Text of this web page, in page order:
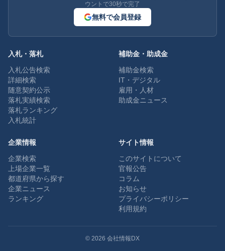
ウントで30秒で完了
無料で会員登録
入札・落札
入札公告検索
詳細検索
随意契約公示
落札実績検索
落札ランキング
入札統計
補助金・助成金
補助金検索
IT・デジタル
雇用・人材
助成金ニュース
企業情報
企業検索
上場企業一覧
都道府県から探す
企業ニュース
ランキング
サイト情報
このサイトについて
官報公告
コラム
お知らせ
プライバシーポリシー
利用規約
© 2026 会社情報DX